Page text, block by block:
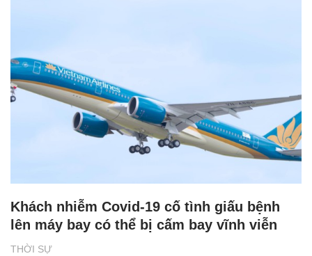
THỜI SỰ
Khách nhiễm Covid-19 cố tình giấu bệnh
lên máy bay có thể bị cấm bay vĩnh viễn